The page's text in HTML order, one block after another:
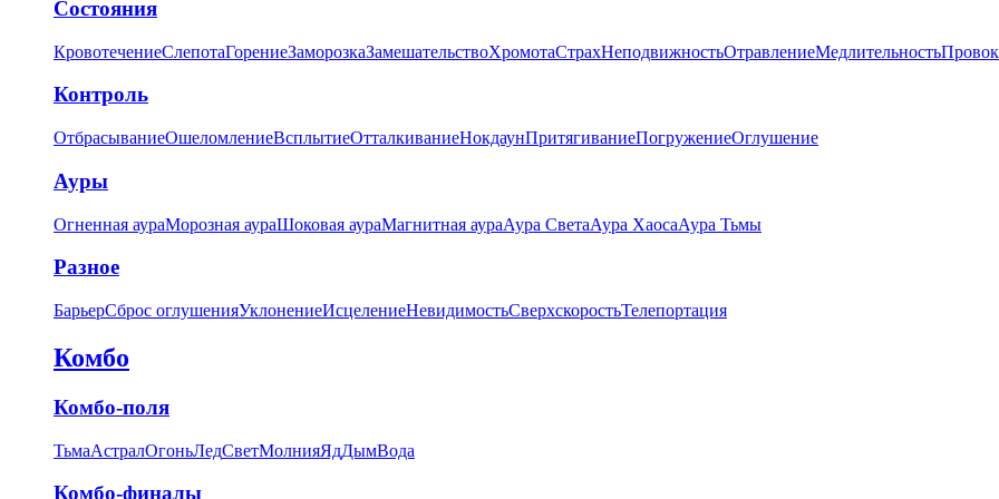
Состояния
КровотечениеСлепотаГорениеЗаморозкаЗамешательствоХромотаСтрахНеподвижностьОтравлениеМедлительность
Контроль
ОтбрасываниеОшеломлениеВсплытиеОтталкиваниеНокдаунПритягиваниеПогружениеОглушение
Ауры
Огненная аураМорозная аураШоковая аураМагнитная аураАура СветаАура ХаосаАура Тьмы
Разное
БарьерСброс оглушенияУклонениеИсцелениеНевидимостьСверхскоростьТелепортация
Комбо
Комбо-поля
ТьмаАстралОгоньЛедСветМолнияЯдДымВода
Комбо-финалы